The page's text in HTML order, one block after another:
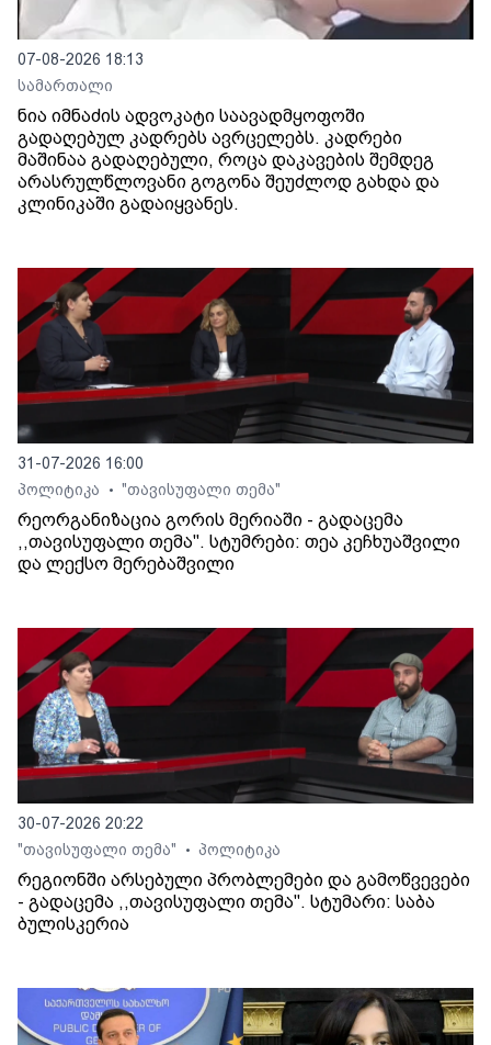
07-08-2026 18:13
სამართალი
ნია იმნაძის ადვოკატი საავადმყოფოში
გადაღებულ კადრებს ავრცელებს. კადრები
მაშინაა გადაღებული, როცა დაკავების შემდეგ
არასრულწლოვანი გოგონა შეუძლოდ გახდა და
კლინიკაში გადაიყვანეს.
31-07-2026 16:00
პოლიტიკა
• "თავისუფალი თემა"
რეორგანიზაცია გორის მერიაში - გადაცემა
,,თავისუფალი თემა". სტუმრები: თეა კეჩხუაშვილი
და ლექსო მერებაშვილი
30-07-2026 20:22
"თავისუფალი თემა"
• პოლიტიკა
რეგიონში არსებული პრობლემები და გამოწვევები
- გადაცემა ,,თავისუფალი თემა". სტუმარი: საბა
ბულისკერია